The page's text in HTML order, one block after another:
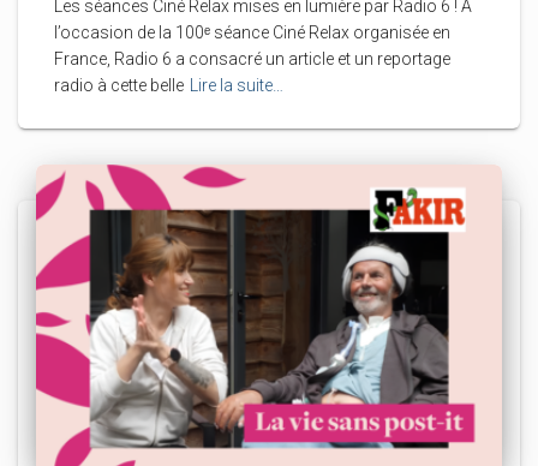
Les séances Ciné Relax mises en lumière par Radio 6 ! À
l’occasion de la 100ᵉ séance Ciné Relax organisée en
France, Radio 6 a consacré un article et un reportage
radio à cette belle
Lire la suite…